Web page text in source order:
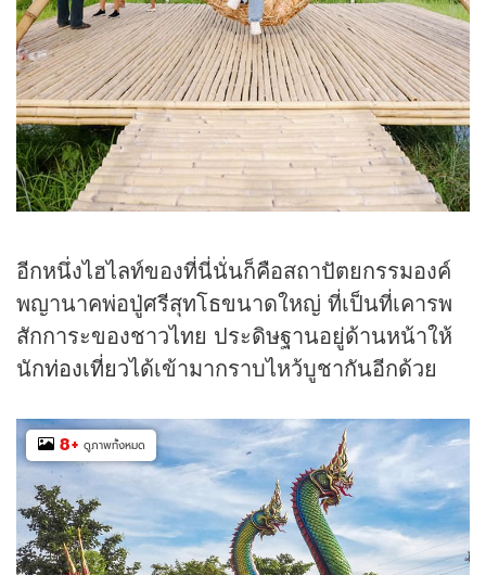
อีกหนึ่งไฮไลท์ของที่นี่นั่นก็คือสถาปัตยกรรมองค์
พญานาคพ่อปู่ศรีสุทโธขนาดใหญ่ ที่เป็นที่เคารพ
สักการะของชาวไทย ประดิษฐานอยู่ด้านหน้าให้
นักท่องเที่ยวได้เข้ามากราบไหว้บูชากันอีกด้วย
8+ ดูภาพทั้งหมด